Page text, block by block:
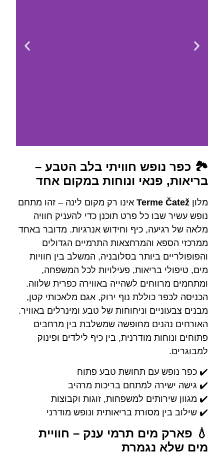
לחצו כאן -
להזמנת חדר
🏞️ כפר נופש חוויתי בלב הטבע –
בריאות, פנאי ונוחות במקום אחד
מלוןTerme Čatež אינו רק מקום לינה – זהו מתחם
נופש עשיר שבו כל פרט תוכנן כדי להעניק חוויה
מלאה של רגיעה, כיף וחידוש אנרגיות. מדובר באחד
ממרכזי הספא והמרחצאות התרמיים הגדולים
והפופולריים ביותר בסלובניה, המשלב בין חוויות
מים, טיפולי בריאות, פעילויות לכל המשפחה,
ומתחמים מרווחים לשהייה באווירה כפרית שלווה.
הכניסה לכפר כוללת נוף ירוק, אגם מלאכותי קטן,
מבנים צבעוניים וניחוחות של טבע ומינרלים באוויר.
האורחים נהנים מחופשה שמשלבת בין מרחבים
פתוחים ונוחות מודרנית, בין כיף לילדים ופינוק
למבוגרים.
✔️ כפר נופש עם תחושת טבע פתוח
✔️ גישה ישירה למתחם בריכות מרהיב
✔️ מגוון שירותים למשפחות, זוגות וקבוצות
✔️ שילוב בין מסורת בריאותית ונופש מודרני
💧 פארק מים תרמי ענק – חוויית
מים שלא נגמרת